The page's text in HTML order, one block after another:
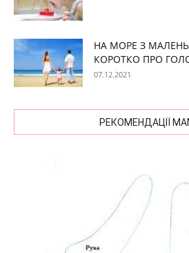
НА МОРЕ З
КОРОТКО ПРО
07.12.2021
РЕКОМЕНДАЦІЇ